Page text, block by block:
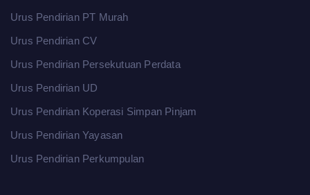
Urus Pendirian PT Murah
Urus Pendirian CV
Urus Pendirian Persekutuan Perdata
Urus Pendirian UD
Urus Pendirian Koperasi Simpan Pinjam
Urus Pendirian Yayasan
Urus Pendirian Perkumpulan